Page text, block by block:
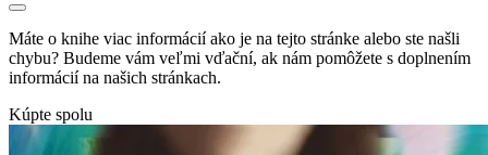
Máte o knihe viac informácií ako je na tejto stránke alebo ste našli
chybu? Budeme vám veľmi vďační, ak nám pomôžete s doplnením
informácií na našich stránkach.
Kúpte spolu